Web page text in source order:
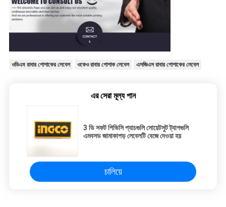
ওডিএম রাবার পোশাকের লেবেল ওকেও রাবার পোশাক লেবেল এসজিএস রাবার পোশাকের লেবেল
এর সেরা মূল্য পান
3 ডি সফট পিভিসি প্যাচগুলি সোয়েটসুট ট্যাগগুলি
এমবসড জামাকাপড় লেবেলটি বেজে দেওয়া হয়
চালিয়ে